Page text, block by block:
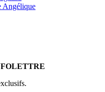
Angélique